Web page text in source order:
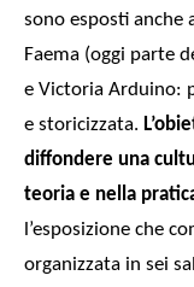
sono esposti anche
Faema (oggi parte
e Victoria Arduino:
e storicizzata.
diffondere una
teoria e nella
l’esposizione che
organizzata in sei